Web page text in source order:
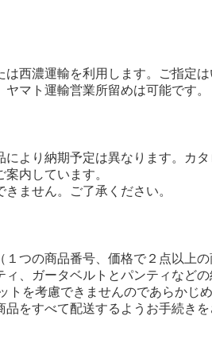
西濃運輸を利用します。ご指定は
マト運輸営業所留めは可能です。
により納期予定は異なります。カ
内しています。
ません。ご了承ください。
つの商品番号、価格で２点以上
、ガータベルトとパンティなど
トを考慮できませんのであらかじ
をすべて配送するようお手続き